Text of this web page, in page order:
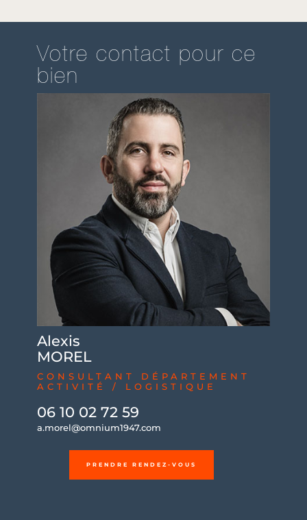
Votre contact pour ce
bien
Alexis
MOREL
CONSULTANT DÉPARTEMENT
ACTIVITÉ / LOGISTIQUE
06 10 02 72 59
a.morel@omnium1947.com
PRENDRE RENDEZ-VOUS